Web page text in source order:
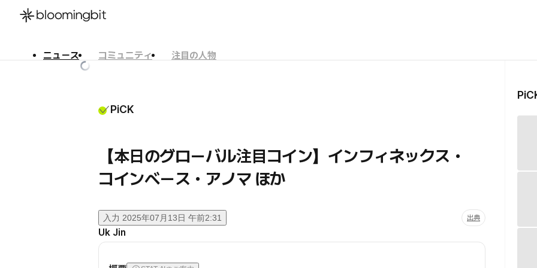
ニュース コミュニティ
注目の人物
PiCK
【本日のグローバル注目コイン】インフィネックス・
コインベース・アノマ ほか
入力 2025年07月13日 午前2:31 出典
Uk Jin